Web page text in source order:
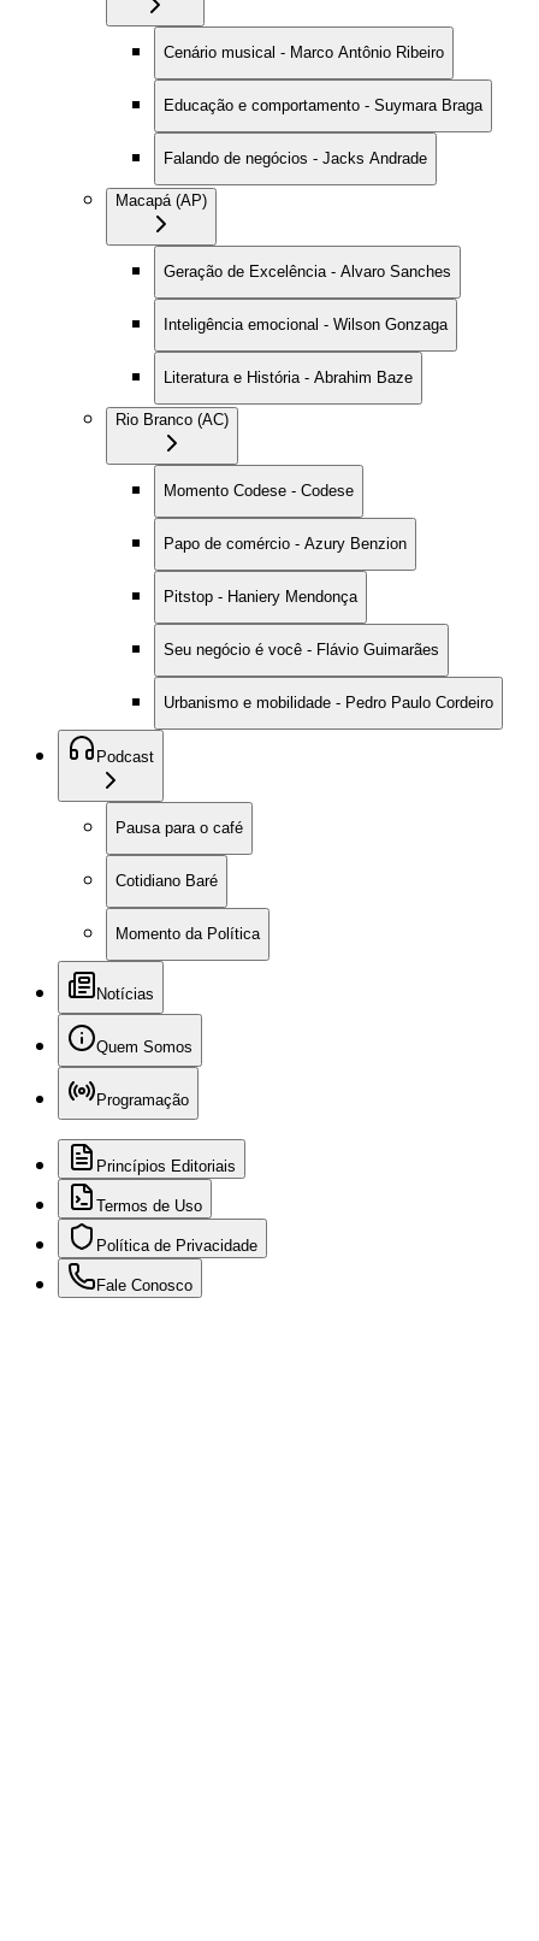
Cenário musical - Marco Antônio Ribeiro
Educação e comportamento - Suymara Braga
Falando de negócios - Jacks Andrade
Macapá (AP)
Geração de Excelência - Alvaro Sanches
Inteligência emocional - Wilson Gonzaga
Literatura e História - Abrahim Baze
Rio Branco (AC)
Momento Codese - Codese
Papo de comércio - Azury Benzion
Pitstop - Haniery Mendonça
Seu negócio é você - Flávio Guimarães
Urbanismo e mobilidade - Pedro Paulo Cordeiro
Podcast
Pausa para o café
Cotidiano Baré
Momento da Política
Notícias
Quem Somos
Programação
Princípios Editoriais
Termos de Uso
Política de Privacidade
Fale Conosco